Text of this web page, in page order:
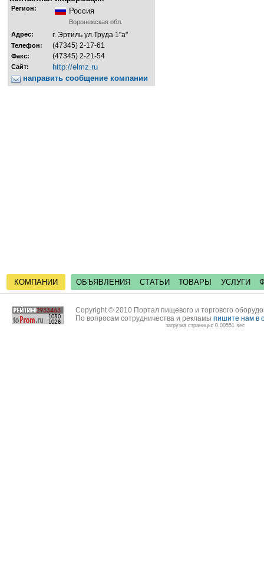
Регион: Россия
Воронежская обл.
Адрес:
г. Эртиль ул.Труда 1"а"
Телефон: (47345) 2-17-61
Факс: (47345) 2-21-54
Сайт:
http://elmz.ru
направить сообщение компании
КОМПАНИИ ОБЪЯВЛЕНИЯ СТАТЬИ ТОВАРЫ УСЛУГИ
Copyright © 2010 Портал пищевого и торгового
По вопросам сотрудничества и рекламы пишите нам в
загрузка страницы: 0.00551 sec